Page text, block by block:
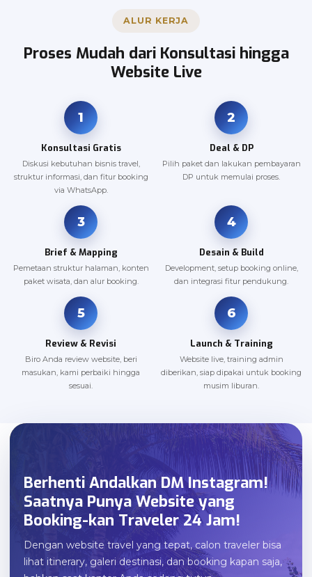
ALUR KERJA
Proses Mudah dari Konsultasi hingga
Website Live
1
Konsultasi Gratis
Diskusi kebutuhan bisnis travel,
struktur informasi, dan fitur booking
via WhatsApp.
2
Deal & DP
Pilih paket dan lakukan pembayaran
DP untuk memulai proses.
3
Brief & Mapping
Pemetaan struktur halaman, konten
paket wisata, dan alur booking.
4
Desain & Build
Development, setup booking online,
dan integrasi fitur pendukung.
5
Review & Revisi
Biro Anda review website, beri
masukan, kami perbaiki hingga
sesuai.
6
Launch & Training
Website live, training admin
diberikan, siap dipakai untuk booking
musim liburan.
Berhenti Andalkan DM Instagram!
Saatnya Punya Website yang
Booking-kan Traveler 24 Jam!
Dengan website travel yang tepat, calon traveler bisa
lihat itinerary, galeri destinasi, dan booking kapan saja,